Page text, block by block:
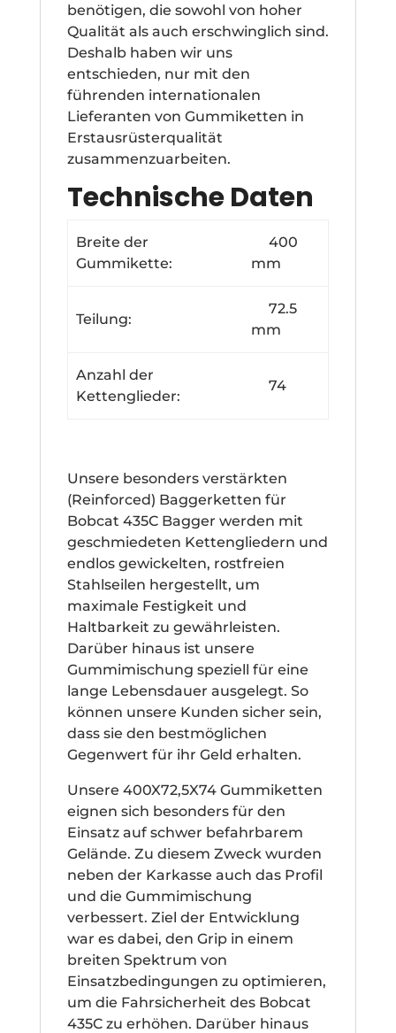
benötigen, die sowohl von hoher
Qualität als auch erschwinglich sind.
Deshalb haben wir uns
entschieden, nur mit den
führenden internationalen
Lieferanten von Gummiketten in
Erstausrüsterqualität
zusammenzuarbeiten.
Technische Daten
Breite der
Gummikette:
400
mm
Teilung:
72.5
mm
Anzahl der
Kettenglieder:
74
Unsere besonders verstärkten
(Reinforced) Baggerketten für
Bobcat 435C Bagger werden mit
geschmiedeten Kettengliedern und
endlos gewickelten, rostfreien
Stahlseilen hergestellt, um
maximale Festigkeit und
Haltbarkeit zu gewährleisten.
Darüber hinaus ist unsere
Gummimischung speziell für eine
lange Lebensdauer ausgelegt. So
können unsere Kunden sicher sein,
dass sie den bestmöglichen
Gegenwert für ihr Geld erhalten.
Unsere 400X72,5X74 Gummiketten
eignen sich besonders für den
Einsatz auf schwer befahrbarem
Gelände. Zu diesem Zweck wurden
neben der Karkasse auch das Profil
und die Gummimischung
verbessert. Ziel der Entwicklung
war es dabei, den Grip in einem
breiten Spektrum von
Einsatzbedingungen zu optimieren,
um die Fahrsicherheit des Bobcat
435C zu erhöhen. Darüber hinaus